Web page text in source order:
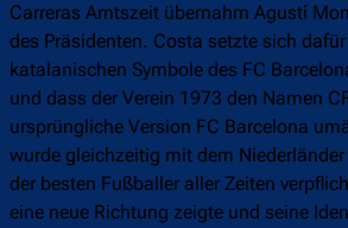
Carreras Amtszeit übernahm Agustí
des Präsidenten. Costa setzte sich
katalanischen Symbole des FC
und dass der Verein 1973 den Namen
ursprüngliche Version FC Barcelona
wurde gleichzeitig mit dem
der besten Fußballer aller Zeiten
eine neue Richtung zeigte und seine